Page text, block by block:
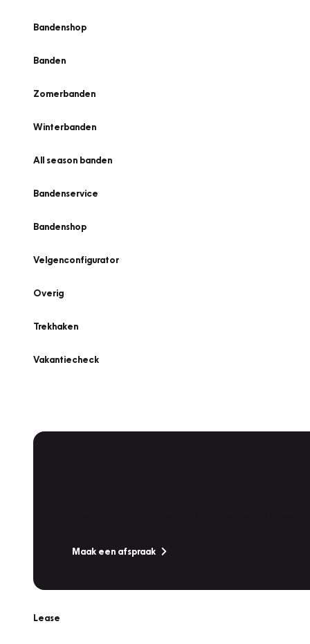
Bandenshop
Banden
Zomerbanden
Winterbanden
All season banden
Bandenservice
Bandenshop
Velgenconfigurator
Overig
Trekhaken
Vakantiecheck
Maak een afspraak
Lease